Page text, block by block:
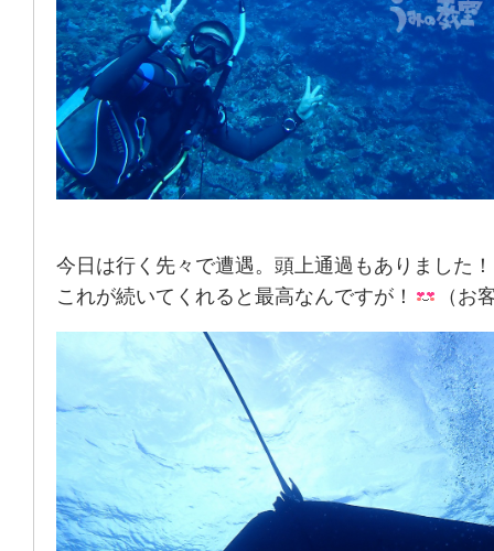
今日は行く先々で遭遇。頭上通過もありました！
これが続いてくれると最高なんですが！
（お